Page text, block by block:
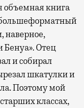
объемная книга
наверное,
Бенуа». Отец
и собирал
шкатулки и
Поэтому мой
классах,